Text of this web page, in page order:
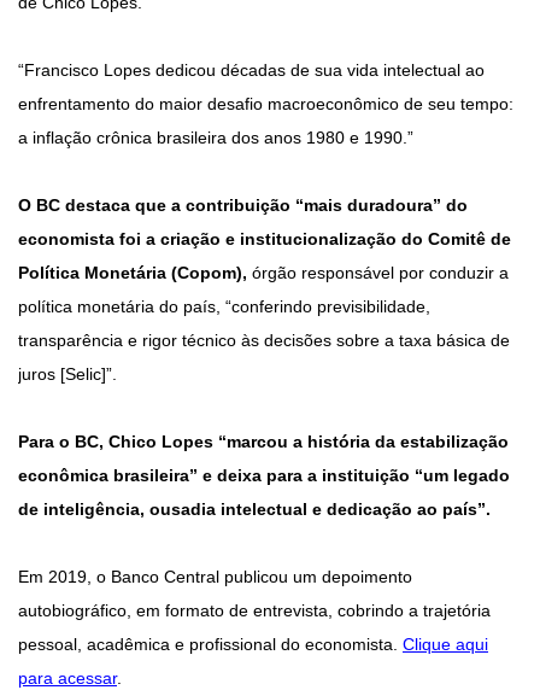
“Francisco Lopes dedicou décadas de sua vida intelectual ao
enfrentamento do maior desafio macroeconômico de seu tempo:
a inflação crônica brasileira dos anos 1980 e 1990.”
O BC destaca que a contribuição “mais duradoura” do
economista foi a criação e institucionalização do Comitê de
Política Monetária (Copom), órgão responsável por conduzir a
política monetária do país, “conferindo previsibilidade,
transparência e rigor técnico às decisões sobre a taxa básica de
juros [Selic]”.
Para o BC, Chico Lopes “marcou a história da estabilização
econômica brasileira” e deixa para a instituição “um legado
de inteligência, ousadia intelectual e dedicação ao país”.
Em 2019, o Banco Central publicou um depoimento
autobiográfico, em formato de entrevista, cobrindo a trajetória
pessoal, acadêmica e profissional do economista. Clique aqui
para acessar.